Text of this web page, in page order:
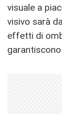
visuale a
visivo sarà
effetti di